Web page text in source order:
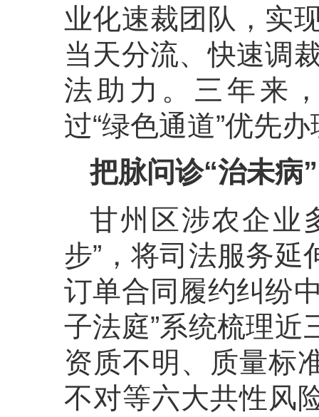
业化速裁团队，实
当天分流、快速调
法助力。三年来
过“绿色通道”优先
把脉问诊“治未病”
甘州区涉农企业
步”，将司法服务
订单合同履约纠纷
子法庭”系统梳理近
资质不明、质量标
不对等六大共性风